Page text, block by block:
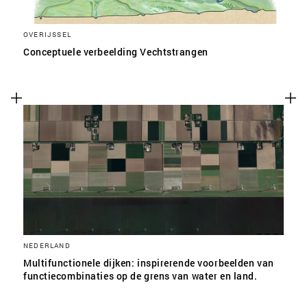
OVERIJSSEL
Conceptuele verbeelding Vechtstrangen
NEDERLAND
Multifunctionele dijken: inspirerende voorbeelden van
functiecombinaties op de grens van water en land.